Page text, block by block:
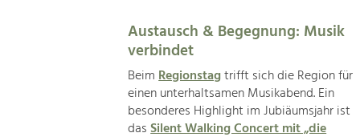
Austausch & Begegnung: Musik
verbindet
BeimRegionstagtrifft sich die Region für
einen unterhaltsamen Musikabend. Ein
besonderes Highlight im Jubiäumsjahr ist
dasSilent Walking Concert mit „die